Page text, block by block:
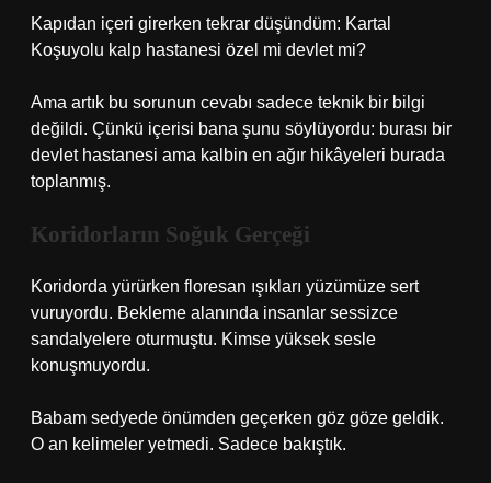
Kapıdan içeri girerken tekrar düşündüm: Kartal
Koşuyolu kalp hastanesi özel mi devlet mi?
Ama artık bu sorunun cevabı sadece teknik bir bilgi
değildi. Çünkü içerisi bana şunu söylüyordu: burası bir
devlet hastanesi ama kalbin en ağır hikâyeleri burada
toplanmış.
Koridorların Soğuk Gerçeği
Koridorda yürürken floresan ışıkları yüzümüze sert
vuruyordu. Bekleme alanında insanlar sessizce
sandalyelere oturmuştu. Kimse yüksek sesle
konuşmuyordu.
Babam sedyede önümden geçerken göz göze geldik.
O an kelimeler yetmedi. Sadece bakıştık.